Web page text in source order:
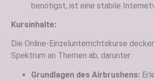
benötigst, ist eine stabile
Kursinhalte:
Die Online-Einzelunterrichtskurse
Spektrum an Themen ab, darunter:
Grundlagen des Airbrushens: